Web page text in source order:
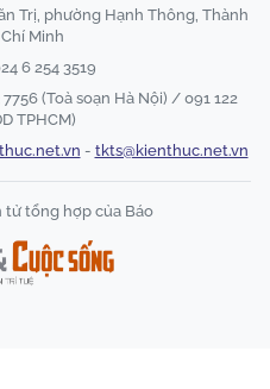
Trị, phường Hạnh Thông, Thành
Minh
6 254 3519
(Toà soạn Hà Nội) / 091 122
TPHCM)
- tkts@kienthuc.net.vn
tổng hợp của Báo